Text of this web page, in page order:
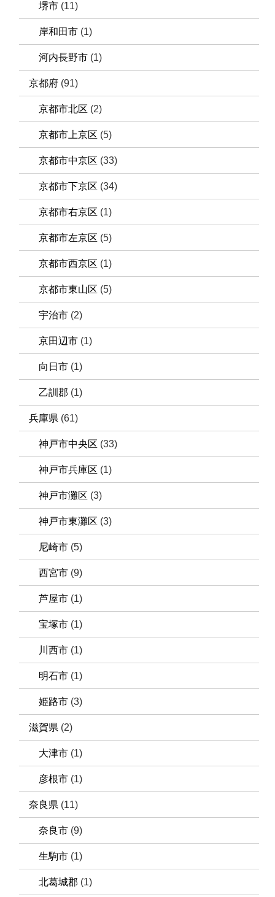
堺市 (11)
岸和田市 (1)
河内長野市 (1)
京都府 (91)
京都市北区 (2)
京都市上京区 (5)
京都市中京区 (33)
京都市下京区 (34)
京都市右京区 (1)
京都市左京区 (5)
京都市西京区 (1)
京都市東山区 (5)
宇治市 (2)
京田辺市 (1)
向日市 (1)
乙訓郡 (1)
兵庫県 (61)
神戸市中央区 (33)
神戸市兵庫区 (1)
神戸市灘区 (3)
神戸市東灘区 (3)
尼崎市 (5)
西宮市 (9)
芦屋市 (1)
宝塚市 (1)
川西市 (1)
明石市 (1)
姫路市 (3)
滋賀県 (2)
大津市 (1)
彦根市 (1)
奈良県 (11)
奈良市 (9)
生駒市 (1)
北葛城郡 (1)